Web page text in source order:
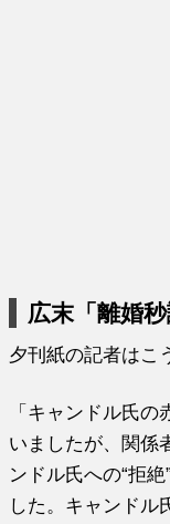
広末「離婚
夕刊紙の記者はこ
「キャンドル氏
いましたが、関係
ンドル氏への“拒
した。キャンドル